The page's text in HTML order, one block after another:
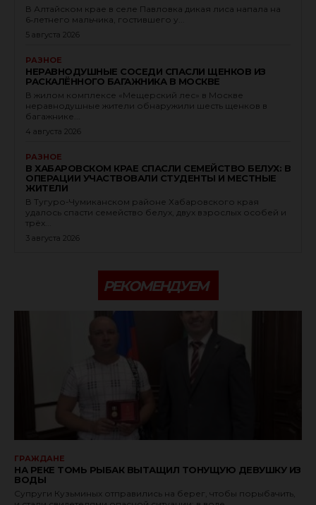
В Алтайском крае в селе Павловка дикая лиса напала на
6‑летнего мальчика, гостившего у...
5 августа 2026
РАЗНОЕ
НЕРАВНОДУШНЫЕ СОСЕДИ СПАСЛИ ЩЕНКОВ ИЗ
РАСКАЛЁННОГО БАГАЖНИКА В МОСКВЕ
В жилом комплексе «Мещерский лес» в Москве
неравнодушные жители обнаружили шесть щенков в
багажнике...
4 августа 2026
РАЗНОЕ
В ХАБАРОВСКОМ КРАЕ СПАСЛИ СЕМЕЙСТВО БЕЛУХ: В
ОПЕРАЦИИ УЧАСТВОВАЛИ СТУДЕНТЫ И МЕСТНЫЕ
ЖИТЕЛИ
В Тугуро-Чумиканском районе Хабаровского края
удалось спасти семейство белух, двух взрослых особей и
трёх...
3 августа 2026
РЕКОМЕНДУЕМ
ГРАЖДАНЕ
НА РЕКЕ ТОМЬ РЫБАК ВЫТАЩИЛ ТОНУЩУЮ ДЕВУШКУ ИЗ
ВОДЫ
Супруги Кузьминых отправились на берег, чтобы порыбачить,